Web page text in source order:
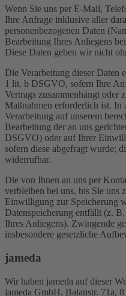
Wenn Sie uns per E-Mail,
Ihre Anfrage inklusive aller
personenbezogenen Daten
Bearbeitung Ihres Anliegens
Diese Daten geben wir nicht
Die Verarbeitung dieser Daten
1 lit. b DSGVO, sofern Ihre
Vertrags zusammenhängt
Maßnahmen erforderlich ist. In
Verarbeitung auf unserem
Bearbeitung der an uns
DSGVO) oder auf Ihrer
sofern diese abgefragt wurde;
widerrufbar.
Die von Ihnen an uns per
verbleiben bei uns, bis Sie uns
Einwilligung zur Speicherung
Datenspeicherung entfällt (z.
Ihres Anliegens). Zwingende
insbesondere gesetzliche
jameda
Wir haben jameda auf dieser
jameda GmbH, Balanstr. 71a,